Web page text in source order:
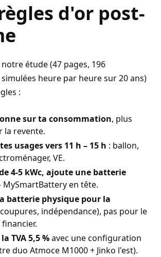
d'or post-
étude (47 pages, 196
heure par heure sur 20 ans)
:
sur ta consommation, plus
la revente.
usages vers 11 h – 15 h : ballon,
VE.
4-5 kWc, ajoute une batterie
en tête.
batterie physique pour la
indépendance), pas pour le
TVA 5,5 %avec une configuration
duo Atmoce M1000 + Jinko l'est).